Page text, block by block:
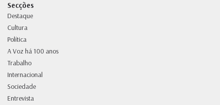
Secções
Destaque
Cultura
Política
A Voz há 100 anos
Trabalho
Internacional
Sociedade
Entrevista